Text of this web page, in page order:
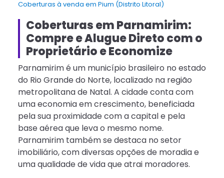
Coberturas à venda em Pium (Distrito Litoral)
Coberturas em Parnamirim:
Compre e Alugue Direto com o
Proprietário e Economize
Parnamirim é um município brasileiro no estado
do Rio Grande do Norte, localizado na região
metropolitana de Natal. A cidade conta com
uma economia em crescimento, beneficiada
pela sua proximidade com a capital e pela
base aérea que leva o mesmo nome.
Parnamirim também se destaca no setor
imobiliário, com diversas opções de moradia e
uma qualidade de vida que atrai moradores.